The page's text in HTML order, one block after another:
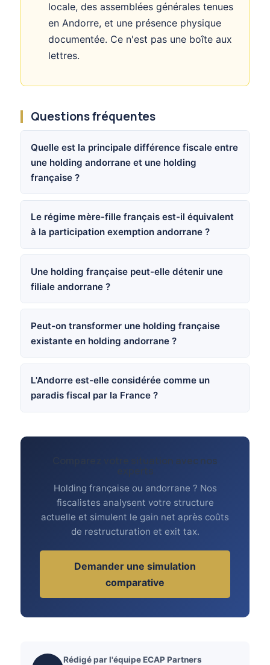
locale, des assemblées générales tenues
en Andorre, et une présence physique
documentée. Ce n'est pas une boîte aux
lettres.
Questions fréquentes
Quelle est la principale différence fiscale entre
une holding andorrane et une holding
française ?
Le régime mère-fille français est-il équivalent
à la participation exemption andorrane ?
Une holding française peut-elle détenir une
filiale andorrane ?
Peut-on transformer une holding française
existante en holding andorrane ?
L'Andorre est-elle considérée comme un
paradis fiscal par la France ?
Comparez votre situation avec nos
experts
Holding française ou andorrane ? Nos
fiscalistes analysent votre structure
actuelle et simulent le gain net après coûts
de restructuration et exit tax.
Demander une simulation
comparative
Rédigé par l'équipe ECAP Partners